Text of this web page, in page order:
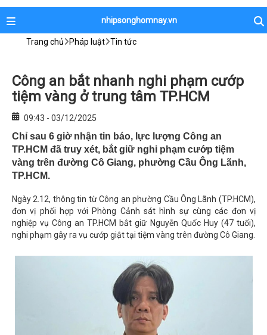
nhipsonghomnay.vn
Trang chủ Pháp luật Tin tức
Công an bắt nhanh nghi phạm cướp
tiệm vàng ở trung tâm TP.HCM
09:43 - 03/12/2025
Chỉ sau 6 giờ nhận tin báo, lực lượng Công an
TP.HCM đã truy xét, bắt giữ nghi phạm cướp tiệm
vàng trên đường Cô Giang, phường Cầu Ông Lãnh,
TP.HCM.
Ngày 2.12, thông tin từ Công an phường Cầu Ông Lãnh (TP.HCM),
đơn vị phối hợp với Phòng Cảnh sát hình sự cùng các đơn vị
nghiệp vụ Công an TP.HCM bắt giữ Nguyễn Quốc Huy (47 tuổi),
nghi phạm gây ra vụ cướp giật tại tiệm vàng trên đường Cô Giang.